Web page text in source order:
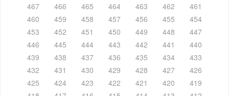
467
466 465 464 463 462
461
460
459 458 457 456 455
454
453
452 451 450 449 448
447
446
445 444 443 442 441
440
439
438 437 436 435 434
433
432
431 430 429 428 427
426
425
424 423 422 421 420
419